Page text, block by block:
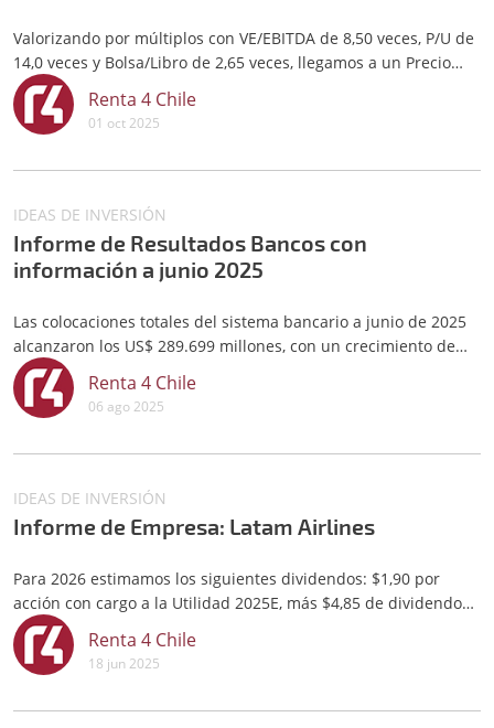
Valorizando por múltiplos con VE/EBITDA de 8,50 veces, P/U de
14,0 veces y Bolsa/Libro de 2,65 veces, llegamos a un Precio
Objetivo 12M de $44.000 por acción, recomendación
“Mantener/Riesgo Alto”.
Renta 4 Chile
01 oct 2025
IDEAS DE INVERSIÓN
Informe de Resultados Bancos con
información a junio 2025
Las colocaciones totales del sistema bancario a junio de 2025
alcanzaron los US$ 289.699 millones, con un crecimiento de
4,7% interanual.
Renta 4 Chile
06 ago 2025
IDEAS DE INVERSIÓN
Informe de Empresa: Latam Airlines
Para 2026 estimamos los siguientes dividendos: $1,90 por
acción con cargo a la Utilidad 2025E, más $4,85 de dividendos
eventuales con cargo a retenciones anteriores, los que en total
suman $6,75 por acción.
Renta 4 Chile
18 jun 2025